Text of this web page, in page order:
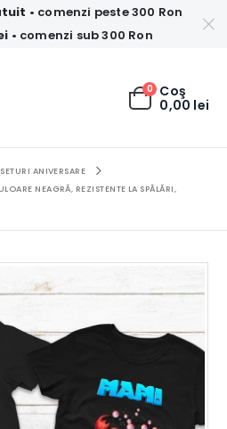
• comenzi peste 300 Ron
• comenzi sub 300 Ron
0 Coş
0,00 lei
SETURI ANIVERSARE
NEAGRĂ, REZISTENTE LA SPĂLĂRI,